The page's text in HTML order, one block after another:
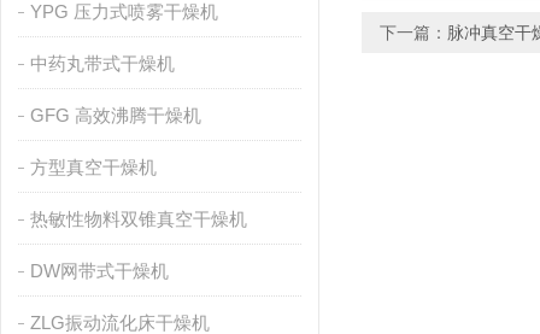
YPG 压力式喷雾干燥机
中药丸带式干燥机
GFG 高效沸腾干燥机
方型真空干燥机
热敏性物料双锥真空干燥机
DW网带式干燥机
ZLG振动流化床干燥机
下一篇： 脉冲真空干